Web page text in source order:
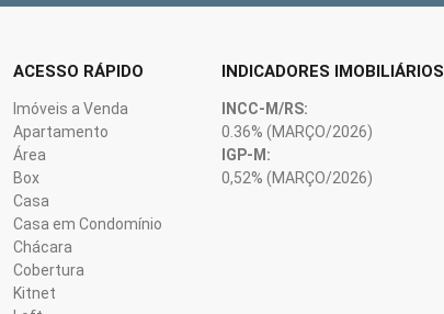
ACESSO RÁPIDO
Imóveis a Venda
Apartamento
Área
Box
Casa
Casa em Condomínio
Chácara
Cobertura
Kitnet
INDICADORES IMOBILIÁRIOS
INCC-M/RS:
0.36% (MARÇO/2026)
IGP-M:
0,52% (MARÇO/2026)